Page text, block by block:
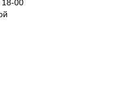
18-00